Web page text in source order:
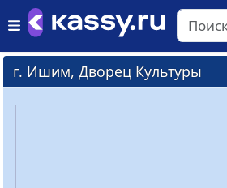
г. Ишим, Дворец Культуры